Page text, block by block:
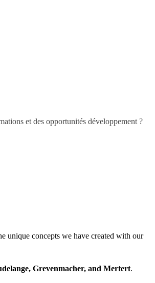
et des opportunités développement ?
unique concepts we have created with our
Grevenmacher, and Mertert.